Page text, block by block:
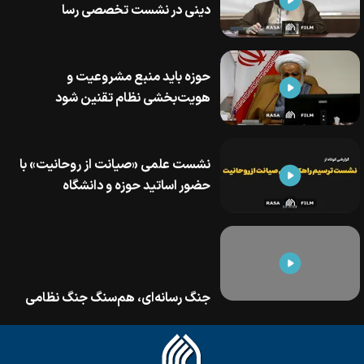
دینی در نشست تخصصی رسا
حوزه باید منبع مشروعیت و
هویت‌بخشی نظام تقنین شود
نشست علمی «صیانت از روحانیت» با
حضور اساتید حوزه و دانشگاه
جنگ رسانه‌ای، هم‌سنگ جنگ نظامی